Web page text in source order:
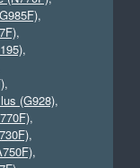
,
,
,
,
(G928),
,
,
,